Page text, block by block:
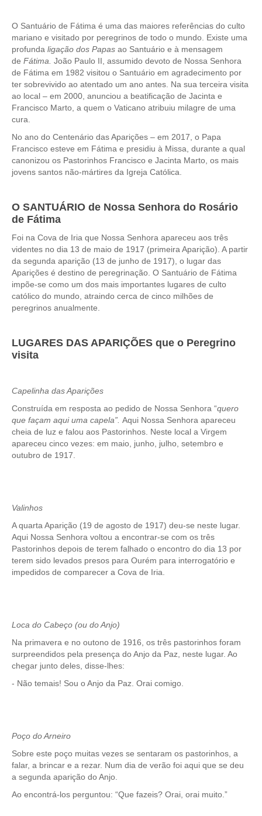
O Santuário de Fátima é uma das maiores referências do culto
mariano e visitado por peregrinos de todo o mundo. Existe uma
profunda ligação dos Papas ao Santuário e à mensagem
de Fátima. João Paulo II, assumido devoto de Nossa Senhora
de Fátima em 1982 visitou o Santuário em agradecimento por
ter sobrevivido ao atentado um ano antes. Na sua terceira visita
ao local – em 2000, anunciou a beatificação de Jacinta e
Francisco Marto, a quem o Vaticano atribuiu milagre de uma
cura.
No ano do Centenário das Aparições – em 2017, o Papa
Francisco esteve em Fátima e presidiu à Missa, durante a qual
canonizou os Pastorinhos Francisco e Jacinta Marto, os mais
jovens santos não-mártires da Igreja Católica.
O SANTUÁRIO de Nossa Senhora do Rosário
de Fátima
Foi na Cova de Iria que Nossa Senhora apareceu aos três
videntes no dia 13 de maio de 1917 (primeira Aparição). A partir
da segunda aparição (13 de junho de 1917), o lugar das
Aparições é destino de peregrinação. O Santuário de Fátima
impõe-se como um dos mais importantes lugares de culto
católico do mundo, atraindo cerca de cinco milhões de
peregrinos anualmente.
LUGARES DAS APARIÇÕES que o Peregrino
visita
Capelinha das Aparições
Construída em resposta ao pedido de Nossa Senhora “quero
que façam aqui uma capela”. Aqui Nossa Senhora apareceu
cheia de luz e falou aos Pastorinhos. Neste local a Virgem
apareceu cinco vezes: em maio, junho, julho, setembro e
outubro de 1917.
Valinhos
A quarta Aparição (19 de agosto de 1917) deu-se neste lugar.
Aqui Nossa Senhora voltou a encontrar-se com os três
Pastorinhos depois de terem falhado o encontro do dia 13 por
terem sido levados presos para Ourém para interrogatório e
impedidos de comparecer a Cova de Iria.
Loca do Cabeço (ou do Anjo)
Na primavera e no outono de 1916, os três pastorinhos foram
surpreendidos pela presença do Anjo da Paz, neste lugar. Ao
chegar junto deles, disse-lhes:
- Não temais! Sou o Anjo da Paz. Orai comigo.
Poço do Arneiro
Sobre este poço muitas vezes se sentaram os pastorinhos, a
falar, a brincar e a rezar. Num dia de verão foi aqui que se deu
a segunda aparição do Anjo.
Ao encontrá-los perguntou: “Que fazeis? Orai, orai muito.”